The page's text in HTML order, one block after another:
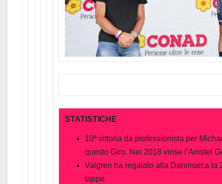
STATISTICHE
10ª vittoria da professionista per
questo Giro. Nel 2018 vinse l’Amstel
Valgren ha regalato alla Danimarca la
tappe.